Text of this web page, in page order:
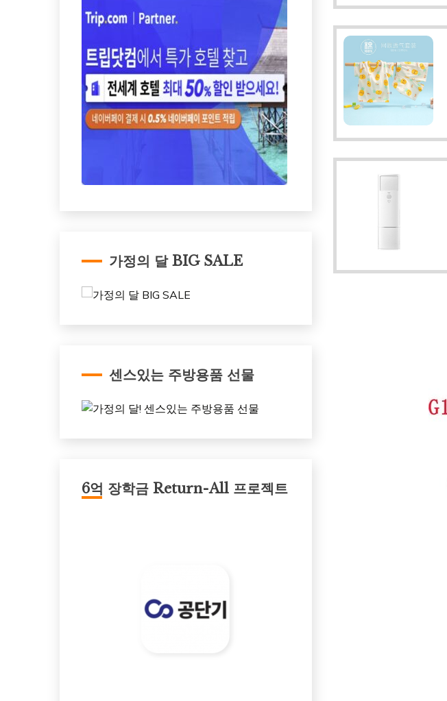
가정의 달 BIG SALE
센스있는 주방용품 선물
6억 장학금 Return-All 프로젝트